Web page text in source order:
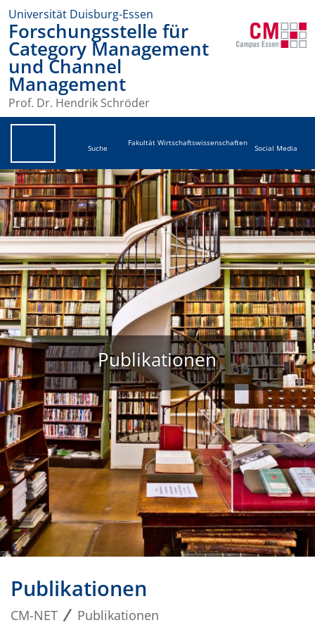
Universität Duisburg-Essen
Forschungsstelle für
Category Management
und Channel
Management
Prof. Dr. Hendrik Schröder
Suche
Fakultät Wirtschaftswissenschaften
Social Media
Publikationen
Publikationen
CM-NET Publikationen